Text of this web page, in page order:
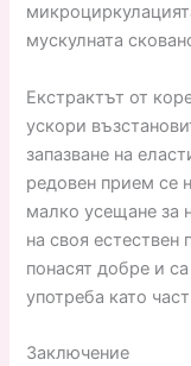
мускулната
Екстрактът от
ускори
запазване на
редовен прием се
малко усещане за
на своя естествен
понасят добре и
употреба като
Заключение